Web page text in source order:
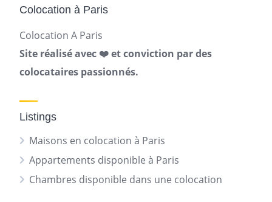
Colocation à Paris
Colocation A Paris
Site réalisé avec ❤️ et conviction par des
colocataires passionnés.
Listings
Maisons en colocation à Paris
Appartements disponible à Paris
Chambres disponible dans une colocation